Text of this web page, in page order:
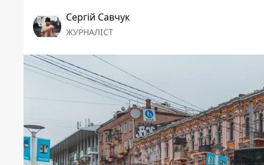
Сергій Савчук
ЖУРНАЛІСТ